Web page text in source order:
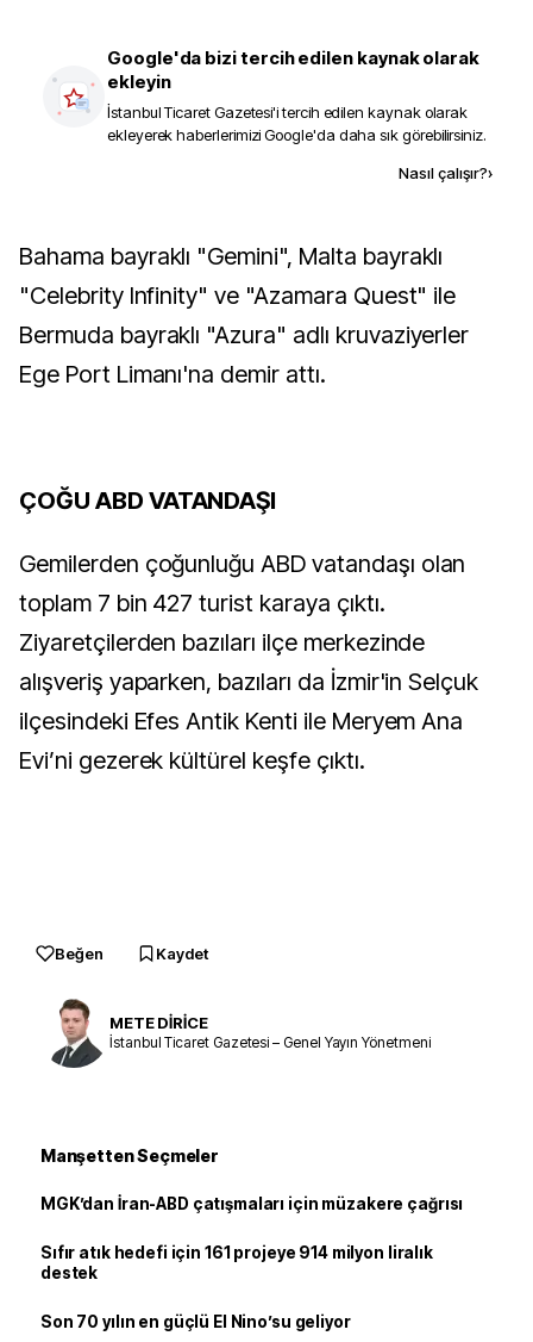
Google'da bizi tercih edilen kaynak olarak
ekleyin
İstanbul Ticaret Gazetesi'i tercih edilen kaynak olarak
ekleyerek haberlerimizi Google'da daha sık görebilirsiniz.
Nasıl çalışır?›
Bahama bayraklı "Gemini", Malta bayraklı
"Celebrity Infinity" ve "Azamara Quest" ile
Bermuda bayraklı "Azura" adlı kruvaziyerler
Ege Port Limanı'na demir attı.
ÇOĞU ABD VATANDAŞI
Gemilerden çoğunluğu ABD vatandaşı olan
toplam 7 bin 427 turist karaya çıktı.
Ziyaretçilerden bazıları ilçe merkezinde
alışveriş yaparken, bazıları da İzmir'in Selçuk
ilçesindeki Efes Antik Kenti ile Meryem Ana
Evi’ni gezerek kültürel keşfe çıktı.
Beğen Kaydet
METE DİRİCE
İstanbul Ticaret Gazetesi – Genel Yayın Yönetmeni
Manşetten Seçmeler
MGK’dan İran-ABD çatışmaları için müzakere çağrısı
Sıfır atık hedefi için 161 projeye 914 milyon liralık
destek
Son 70 yılın en güçlü El Nino’su geliyor